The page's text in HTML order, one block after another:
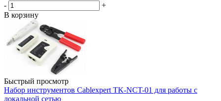
-
+
В корзину
Быстрый просмотр
Набор инструментов Cablexpert TK-NCT-01 для работы с
локальной сетью